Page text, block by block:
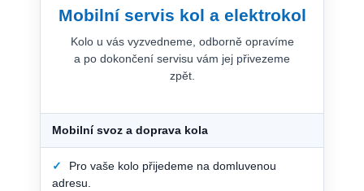
Mobilní servis kol a elektrokol
Kolo u vás vyzvedneme, odborně opravíme
a po dokončení servisu vám jej přivezeme
zpět.
Mobilní svoz a doprava kola
✓
Pro vaše kolo přijedeme na domluvenou
adresu.